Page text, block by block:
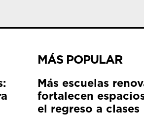
MÁS POPULAR
Más escuelas
fortalecen
el regreso a clases